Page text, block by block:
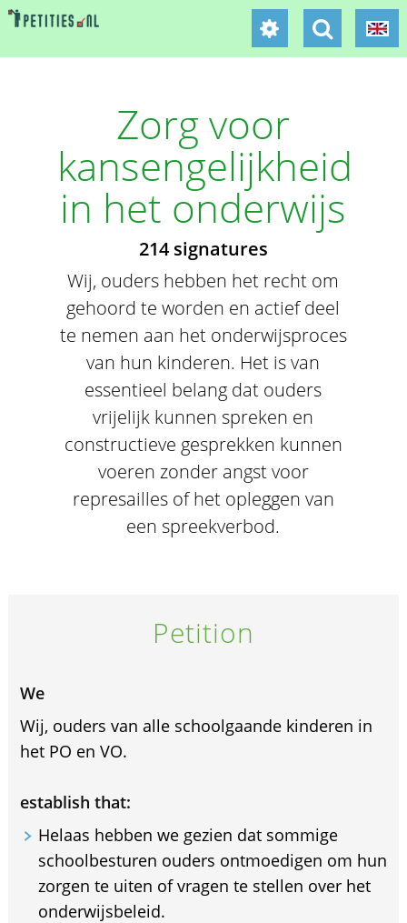
Zorg voor
kansengelijkheid
in het onderwijs
214 signatures
Wij, ouders hebben het recht om
gehoord te worden en actief deel
te nemen aan het onderwijsproces
van hun kinderen. Het is van
essentieel belang dat ouders
vrijelijk kunnen spreken en
constructieve gesprekken kunnen
voeren zonder angst voor
represailles of het opleggen van
een spreekverbod.
Petition
We
Wij, ouders van alle schoolgaande kinderen in
het PO en VO.
establish that:
Helaas hebben we gezien dat sommige
schoolbesturen ouders ontmoedigen om hun
zorgen te uiten of vragen te stellen over het
onderwijsbeleid.